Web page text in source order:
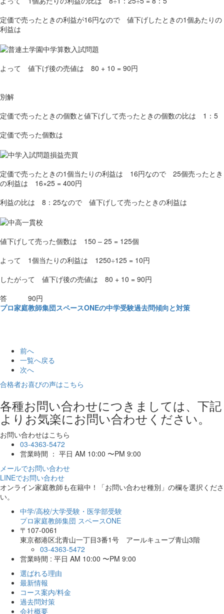
定価で売ったときの利益が16円なので 値下げしたときの1個あたりの
利益は
よって 値下げ後の売値は 80 + 10 = 90円
別解
定価で売ったときの個数と値下げして売ったときの個数の比は 1：5
定価で売った個数は
定価で売ったときの1個当たりの利益は 16円なので 25個売ったとき
の利益は 16×25 = 400円
利益の比は 8：25なので 値下げして売ったときの利益は
値下げして売った個数は 150 – 25 = 125個
よって 1個当たりの利益は 1250÷125 = 10円
したがって 値下げ後の売値は 80 + 10 = 90円
答 90円
プロ家庭教師集団スペースONEの中学受験過去問傾向と対策
前へ
一覧へ戻る
次へ
合格者お喜びの声はこちら
各種お問い合わせにつきましては、下記
よりお気楽にお問い合わせください。
お問い合わせはこちら
03-4363-5472
営業時間 ： 平日 AM 10:00 〜PM 9:00
メールでお問い合わせ
LINEでお問い合わせ
オンライン家庭教師も在籍中！「お問い合わせ種別」の欄を選択くださ
い。
中学/高校/大学受験・医学部受験
プロ家庭教師集団 スペースONE
〒107-0061
東京都港区北青山一丁目3番1号 アールキューブ青山3階
03-4363-5472
営業時間 : 平日 AM 10:00 〜PM 9:00
選ばれる理由
最新情報
コース案内/料金
過去問対策
会社概要